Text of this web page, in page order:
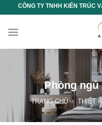
Chuyển
nội
CÔNG TY TNHH KIẾN TRÚC
Phòng ngủ
TRANG CHỦ / THIẾT